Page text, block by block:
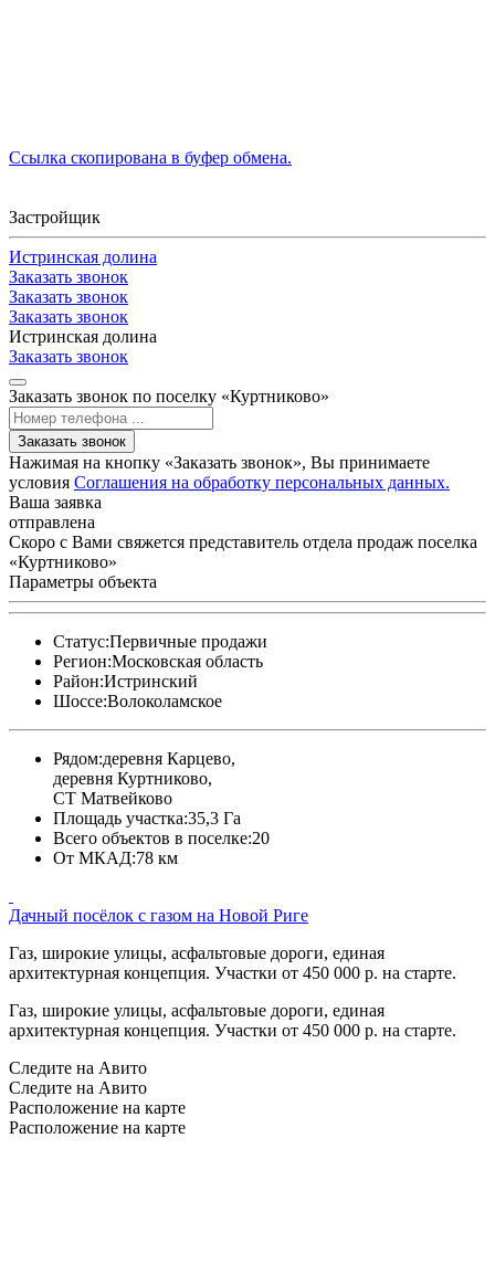
Ссылка скопирована в буфер обмена.
Застройщик
Истринская долина
Заказать звонок
Заказать звонок
Заказать звонок
Истринская долина
Заказать звонок
Заказать звонок по поселку «Куртниково»
Заказать звонок
Нажимая на кнопку «Заказать звонок», Вы принимаете
условия Соглашения на обработку персональных данных.
Ваша заявка
отправлена
Скоро с Вами свяжется представитель отдела продаж поселка
«Куртниково»
Параметры объекта
Статус:Первичные продажи
Регион:Московская область
Район:Истринский
Шоссе:Волоколамское
Рядом:деревня Карцево,
деревня Куртниково,
СТ Матвейково
Площадь участка:35,3 Га
Всего объектов в поселке:20
От МКАД:78 км
Дачный посёлок с газом на Новой Риге
Газ, широкие улицы, асфальтовые дороги, единая
архитектурная концепция. Участки от 450 000 р. на старте.
Газ, широкие улицы, асфальтовые дороги, единая
архитектурная концепция. Участки от 450 000 р. на старте.
Следите на Авито
Следите на Авито
Расположение на карте
Расположение на карте